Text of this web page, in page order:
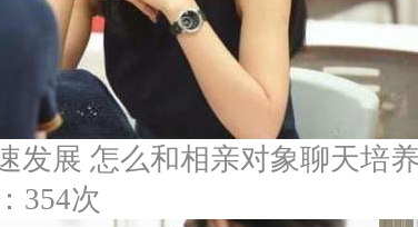
发展 怎么和相亲对象聊天培
354次